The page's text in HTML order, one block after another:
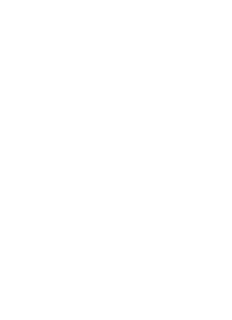
vụ chuyên nghiệp,
thống Mitsubishi công
điện thoại hoặc máy